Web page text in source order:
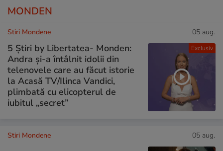
MONDEN
Exclusiv
Stiri Mondene 05 aug.
5 Știri by Libertatea- Monden:
Andra și-a întâlnit idolii din
telenovele care au făcut istorie
la Acasă TV/Ilinca Vandici,
plimbată cu elicopterul de
iubitul „secret”
Stiri Mondene 05 aug.